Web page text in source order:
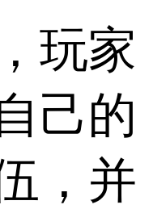
玩家
己的
，并